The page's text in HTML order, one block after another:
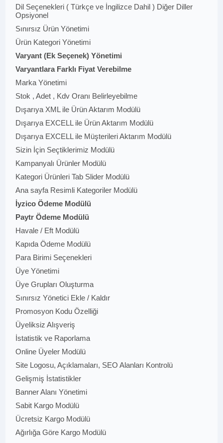
Dil Seçenekleri ( Türkçe ve İngilizce Dahil ) Diğer Diller
Opsiyonel
Sınırsız Ürün Yönetimi
Ürün Kategori Yönetimi
Varyant (Ek Seçenek) Yönetimi
Varyantlara Farklı Fiyat Verebilme
Marka Yönetimi
Stok , Adet , Kdv Oranı Belirleyebilme
Dışarıya XML ile Ürün Aktarım Modülü
Dışarıya EXCELL ile Ürün Aktarım Modülü
Dışarıya EXCELL ile Müşterileri Aktarım Modülü
Sizin İçin Seçtiklerimiz Modülü
Kampanyalı Ürünler Modülü
Kategori Ürünleri Tab Slider Modülü
Ana sayfa Resimli Kategoriler Modülü
İyzico Ödeme Modülü
Paytr Ödeme Modülü
Havale / Eft Modülü
Kapıda Ödeme Modülü
Para Birimi Seçenekleri
Üye Yönetimi
Üye Grupları Oluşturma
Sınırsız Yönetici Ekle / Kaldır
Promosyon Kodu Özelliği
Üyeliksiz Alışveriş
İstatistik ve Raporlama
Online Üyeler Modülü
Site Logosu, Açıklamaları, SEO Alanları Kontrolü
Gelişmiş İstatistikler
Banner Alanı Yönetimi
Sabit Kargo Modülü
Ücretsiz Kargo Modülü
Ağırlığa Göre Kargo Modülü